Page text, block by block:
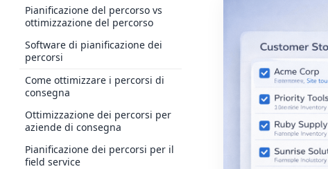
Pianificazione del percorso vs
ottimizzazione del percorso
Software di pianificazione dei
percorsi
Come ottimizzare i percorsi di
consegna
Ottimizzazione dei percorsi per
aziende di consegna
Pianificazione dei percorsi per il
field service